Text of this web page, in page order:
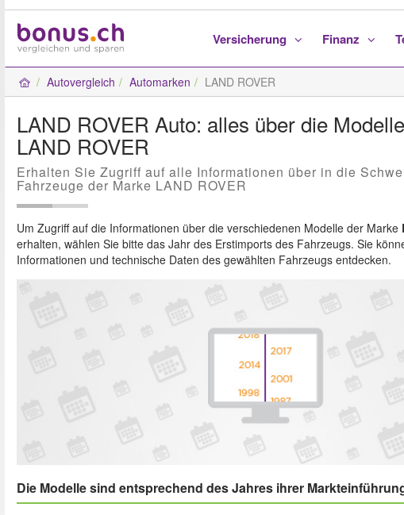
Versicherung Finanz
Autovergleich Automarken LAND ROVER
LAND ROVER Auto: alles über die
LAND ROVER
Erhalten Sie Zugriff auf alle Informationen über in die
Fahrzeuge der Marke LAND ROVER
Um Zugriff auf die Informationen über die verschiedenen Modelle der Marke
erhalten, wählen Sie bitte das Jahr des Erstimports des Fahrzeugs. Sie
Informationen und technische Daten des gewählten Fahrzeugs entdecken.
Die Modelle sind entsprechend des Jahres ihrer